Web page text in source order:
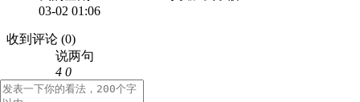
03-02 01:06
收到评论 (0)
说两句
4 0